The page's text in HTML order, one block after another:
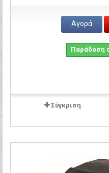
Αγορά
Παράδοση
Σύγκριση